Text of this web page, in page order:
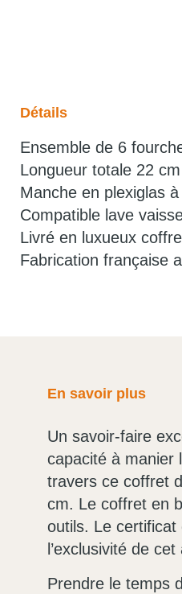
Détails
Ensemble de 6
Longueur totale 22 cm
Manche en plexiglas
Compatible lave
Livré en luxueux
Fabrication française
En savoir plus
Un savoir-faire
capacité à manier
travers ce coffret
cm. Le coffret en
outils. Le certificat
l’exclusivité de cet
Prendre le temps